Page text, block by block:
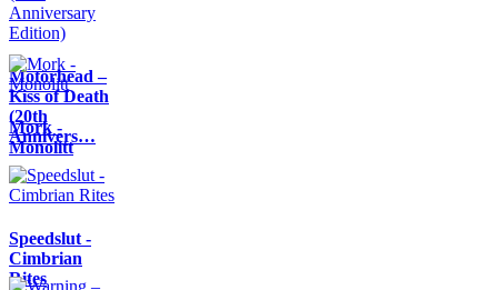
Motörhead –
Kiss of Death
(20th
Annivers…
Mork -
Monolitt
Speedslut -
Cimbrian
Rites